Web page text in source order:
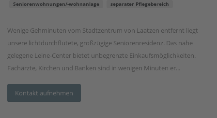
Seniorenwohnungen/-wohnanlage separater Pflegebereich
Wenige Gehminuten vom Stadtzentrum von Laatzen entfernt liegt
unsere lichtdurchflutete, großzügige Seniorenresidenz. Das nahe
gelegene Leine-Center bietet unbegrenzte Einkaufsmöglichkeiten.
Fachärzte, Kirchen und Banken sind in wenigen Minuten er...
Kontakt aufnehmen